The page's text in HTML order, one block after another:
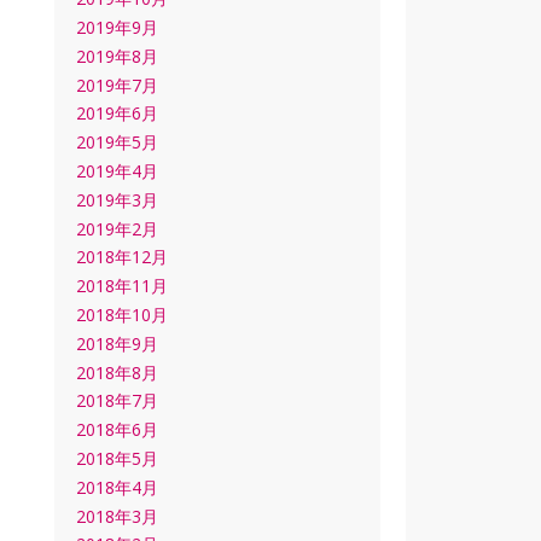
2019年9月
2019年8月
2019年7月
2019年6月
2019年5月
2019年4月
2019年3月
2019年2月
2018年12月
2018年11月
2018年10月
2018年9月
2018年8月
2018年7月
2018年6月
2018年5月
2018年4月
2018年3月